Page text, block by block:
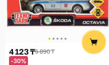
4 123 ₸5 890 ₸
-30%